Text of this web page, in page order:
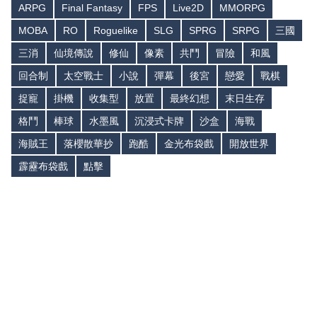
ARPG Final Fantasy FPS Live2D
MMORPG
MOBA
RO Roguelike SLG SPRG SRPG
三國
三消
仙境傳說 修仙 像素 共鬥 冒險
和風
回合制
太空戰士 小說 彈幕 後宮 戀愛
戰棋
捉寵
掛機 收集型 放置 最終幻想
末日生存
格鬥
棒球 水墨風 沉浸式卡牌 沙盒
海戰
海賊王
落櫻散華抄 跑酷 金光布袋戲
開放世界
霹靂布袋戲
點擊